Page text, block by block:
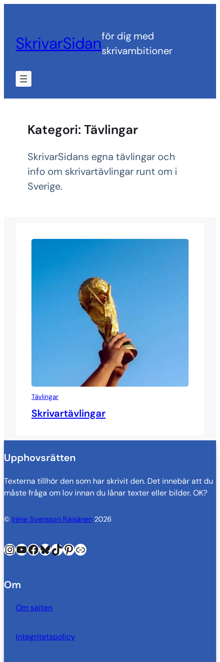
innehåll
SkrivarSidanför dig med
skrivambitioner
Kategori: Tävlingar
SkrivarSidans egna tävlingar och
info om skrivartävlingar runt om i
Sverige.
Tävlingar
Skrivartävlingar
Upphovsrätten
Texterna tillhör den som har skrivit den. Det innebär att du
måste fråga om lov innan du lånar texter eller bilder. OK?
© Iréne Svensson Räisänen 2026
InstagramYouTube Facebook Bluesky TikTok Pinterest Länk
Om
Om sajten
Integritetspolicy